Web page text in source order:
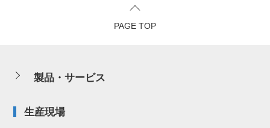
PAGE TOP
製品・サービス
生産現場